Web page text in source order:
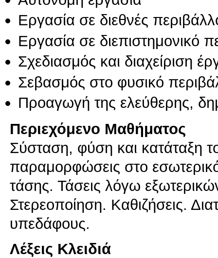
Εργασία σε διεθνές
Εργασία σε διεπιστημονικό
Σχεδιασμός και διαχείριση
Σεβασμός στο φυσικό
Προαγωγή της ελεύθερης,
Περιεχόμενο Μαθήματος
Σύσταση, φύση και κατάταξη
παραμορφώσεις στο
τάσης. Τάσεις λόγω
Στερεοποίηση. Καθιζήσεις.
υπεδάφους.
Λέξεις Κλειδιά